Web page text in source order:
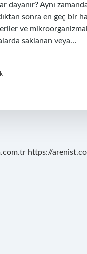
dayanır? Aynı
sonra en geç bir
ve
saklanan veya…
https://